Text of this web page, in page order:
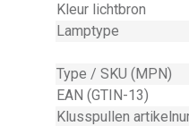
Kleur lichtbron
Lamptype
Type / SKU (MPN)
EAN (GTIN-13)
Klusspullen